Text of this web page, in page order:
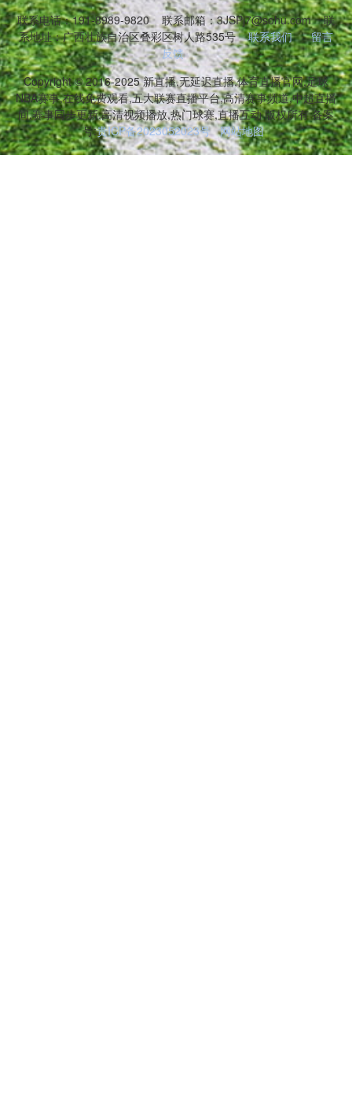
联系电话：191-8989-9820
联系邮箱：3JSPj7@sohu.com
联
系地址：广西壮族自治区叠彩区树人路535号
联系我们
留言
反馈
Copyright © 2016-2025 新直播,无延迟直播,体育直播官网,足球
NBA赛事,在线免费观看,五大联赛直播平台,高清赛事频道,中超直播
间,赛事同步更新,高清视频播放,热门球赛,直播互动 版权所有 备案
号:贵ICP备2023052023号 网站地图